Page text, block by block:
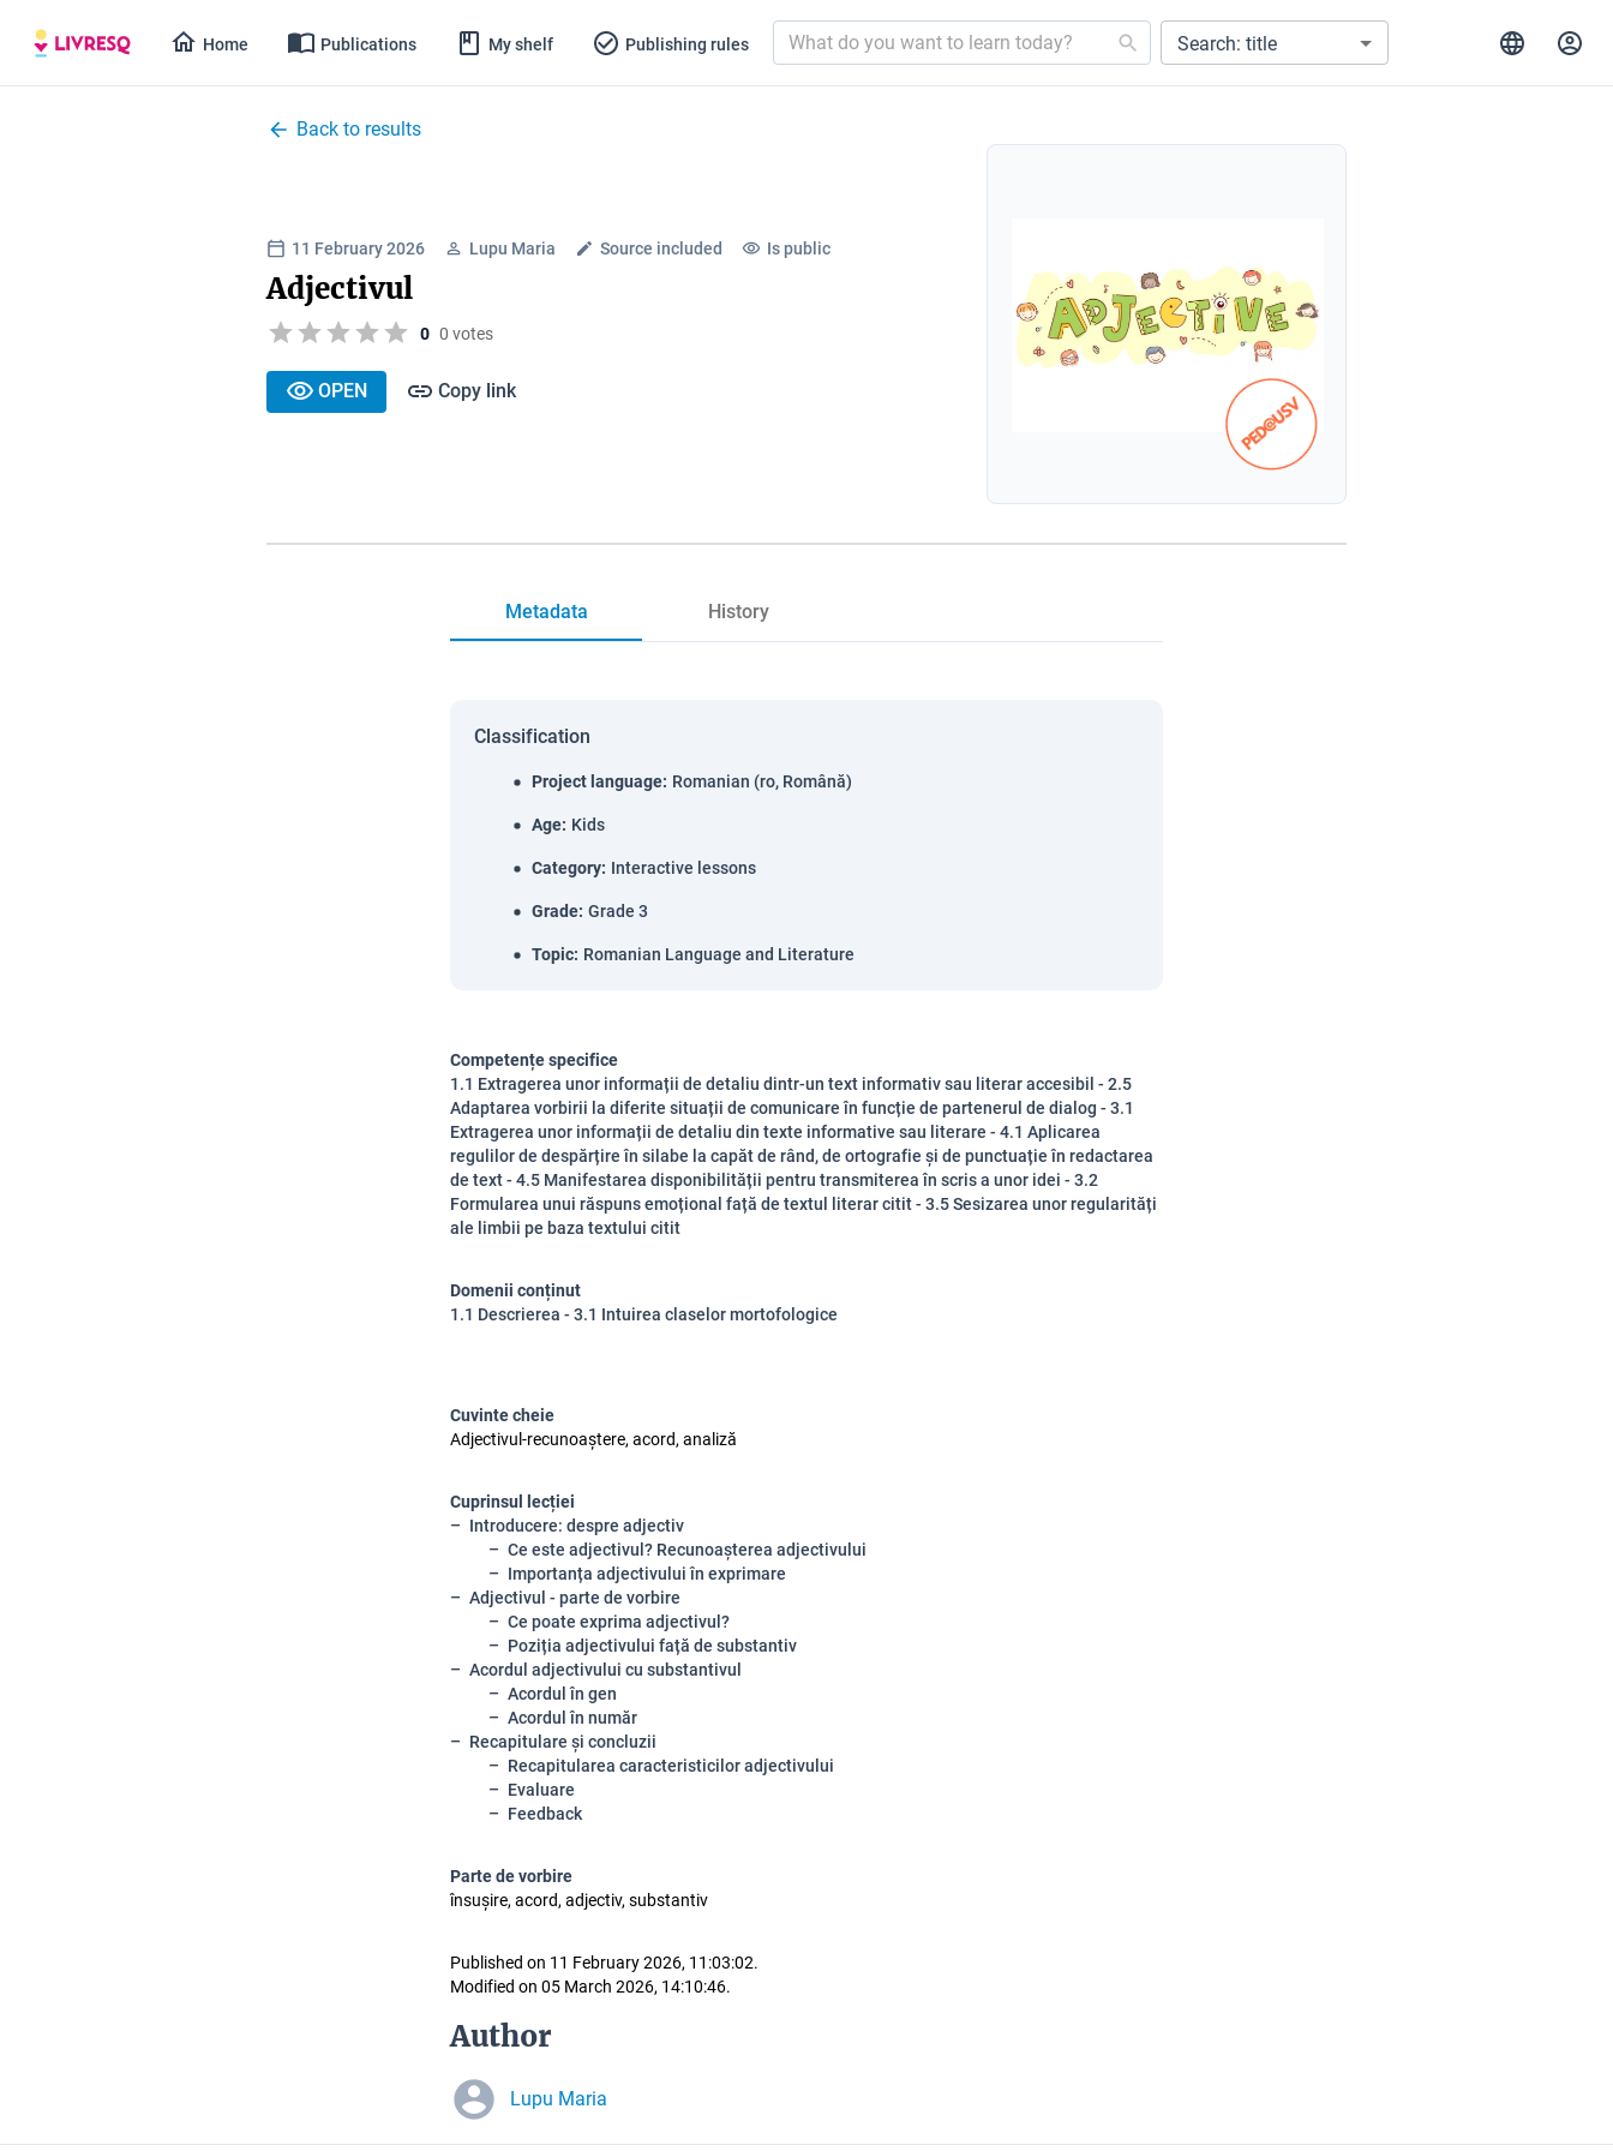
Home Publications My shelf Publishing rules Search: title
Back to results
11 February 2026 Lupu Maria Source included Is public
Adjectivul
0 0 votes
OPEN Copy link
Metadata History
Classification
Project language: Romanian (ro, Română)
Age: Kids
Category: Interactive lessons
Grade: Grade 3
Topic: Romanian Language and Literature
Competențe specifice
1.1 Extragerea unor informații de detaliu dintr-un text informativ sau literar accesibil - 2.5
Adaptarea vorbirii la diferite situații de comunicare în funcție de partenerul de dialog - 3.1
Extragerea unor informații de detaliu din texte informative sau literare - 4.1 Aplicarea
regulilor de despărțire în silabe la capăt de rând, de ortografie și de punctuație în redactarea
de text - 4.5 Manifestarea disponibilității pentru transmiterea în scris a unor idei - 3.2
Formularea unui răspuns emoțional față de textul literar citit - 3.5 Sesizarea unor regularități
ale limbii pe baza textului citit
Domenii conținut
1.1 Descrierea - 3.1 Intuirea claselor mortofologice
Cuvinte cheie
Adjectivul-recunoaștere, acord, analiză
Cuprinsul lecției
Introducere: despre adjectiv
Ce este adjectivul? Recunoașterea adjectivului
Importanța adjectivului în exprimare
Adjectivul - parte de vorbire
Ce poate exprima adjectivul?
Poziția adjectivului față de substantiv
Acordul adjectivului cu substantivul
Acordul în gen
Acordul în număr
Recapitulare și concluzii
Recapitularea caracteristicilor adjectivului
Evaluare
Feedback
Parte de vorbire
însușire, acord, adjectiv, substantiv
Published on 11 February 2026, 11:03:02.
Modified on 05 March 2026, 14:10:46.
Author
Lupu Maria